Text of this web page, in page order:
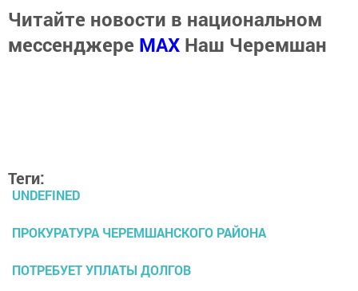
Читайте новости в национальном
мессенджере MАХ Наш Черемшан
Теги:
UNDEFINED
ПРОКУРАТУРА ЧЕРЕМШАНСКОГО РАЙОНА
ПОТРЕБУЕТ УПЛАТЫ ДОЛГОВ